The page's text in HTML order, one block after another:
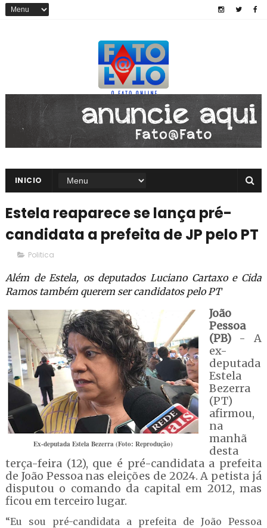
INICIO
Estela reaparece se lança pré-
candidata a prefeita de JP pelo PT
Politica
Além de Estela, os deputados Luciano Cartaxo e Cida
Ramos também querem ser candidatos pelo PT
Ex-deputada Estela Bezerra (Foto: Reprodução)
João
Pessoa
(PB)- A
ex-
deputada
Estela
Bezerra
(PT)
afirmou,
na
manhã
desta
terça-feira (12), que é pré-candidata a prefeita
de João Pessoa nas eleições de 2024. A petista já
disputou o comando da capital em 2012, mas
ficou em terceiro lugar.
“Eu sou pré-candidata a prefeita de João Pessoa